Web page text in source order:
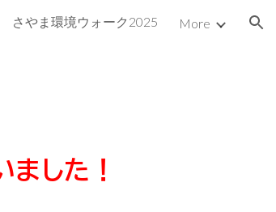
さやま環境ウォーク2025 More
した！